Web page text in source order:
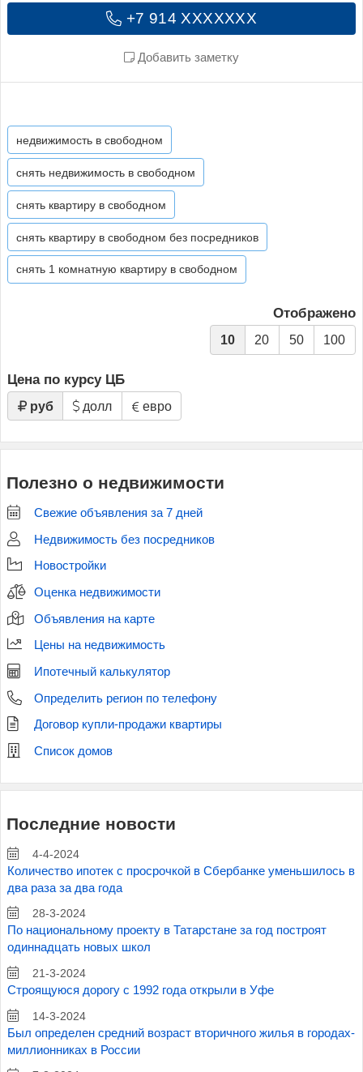
+7 914 XXXXXXX
Добавить заметку
недвижимость в свободном
снять недвижимость в свободном
снять квартиру в свободном
снять квартиру в свободном без посредников
снять 1 комнатную квартиру в свободном
Отображено
10 20 50 100
Цена по курсу ЦБ
руб долл евро
Полезно о недвижимости
Свежие объявления за 7 дней
Недвижимость без посредников
Новостройки
Оценка недвижимости
Объявления на карте
Цены на недвижимость
Ипотечный калькулятор
Определить регион по телефону
Договор купли-продажи квартиры
Список домов
Последние новости
4-4-2024
Количество ипотек с просрочкой в Сбербанке уменьшилось в
два раза за два года
28-3-2024
По национальному проекту в Татарстане за год построят
одиннадцать новых школ
21-3-2024
Строящуюся дорогу с 1992 года открыли в Уфе
14-3-2024
Был определен средний возраст вторичного жилья в городах-
миллионниках в России